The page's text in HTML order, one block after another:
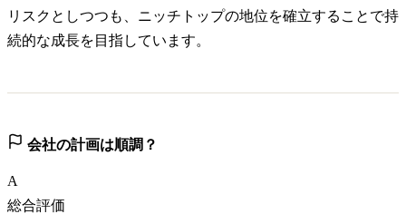
リスクとしつつも、ニッチトップの地位を確立することで持
続的な成長を目指しています。
会社の計画は順調？
A
総合評価